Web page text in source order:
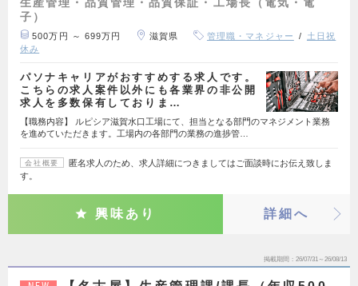
子）
500万円 ～ 699万円 滋賀県 管理職・マネジャー
土日祝
休み
パソナキャリアがおすすめする求人です。
こちらの求人案件以外にも各業界の非公開
求人を多数保有しておりま…
【職務内容】 ルピシア滋賀水口工場にて、担当となる部門のマネジメント業務
を進めていただきます。工場内の各部門の業務の進捗管…
会社概要
匿名求人のため、求人詳細につきましてはご面談時にお伝え致しま
す。
興味あり 詳細へ
掲載期間 26/07/31～26/08/13